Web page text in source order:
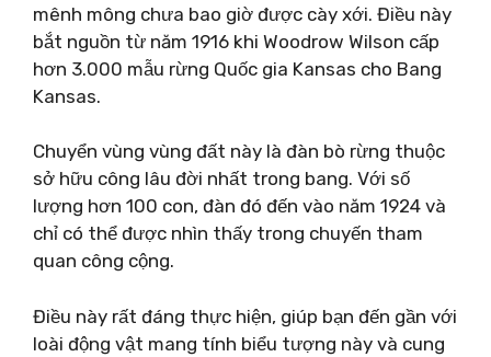
mênh mông chưa bao giờ được cày xới. Điều này
bắt nguồn từ năm 1916 khi Woodrow Wilson cấp
hơn 3.000 mẫu rừng Quốc gia Kansas cho Bang
Kansas.
Chuyển vùng vùng đất này là đàn bò rừng thuộc
sở hữu công lâu đời nhất trong bang. Với số
lượng hơn 100 con, đàn đó đến vào năm 1924 và
chỉ có thể được nhìn thấy trong chuyến tham
quan công cộng.
Điều này rất đáng thực hiện, giúp bạn đến gần với
loài động vật mang tính biểu tượng này và cung